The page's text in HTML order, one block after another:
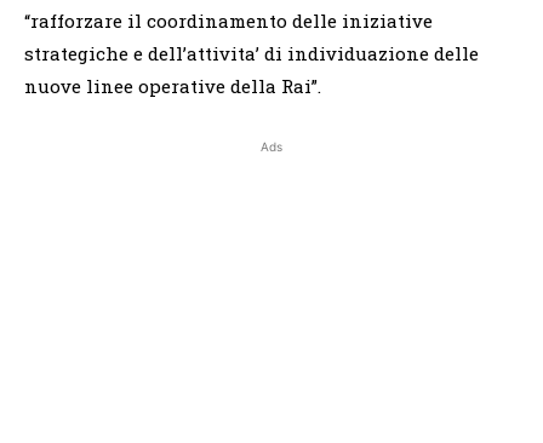
“rafforzare il coordinamento delle iniziative
strategiche e dell’attivita’ di individuazione delle
nuove linee operative della Rai”.
Ads